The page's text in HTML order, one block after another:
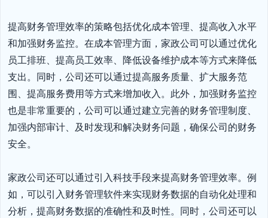
提高财务管理效率的策略包括优化成本管理、提高收入水平
和加强财务监控。在成本管理方面，家政公司可以通过优化
员工排班、提高员工效率、降低设备维护成本等方式来降低
支出。同时，公司还可以通过提高服务质量、扩大服务范
围、提高服务费用等方式来增加收入。此外，加强财务监控
也是非常重要的，公司可以通过建立完善的财务管理制度、
加强内部审计、及时发现和解决财务问题，确保公司的财务
安全。
家政公司还可以通过引入科技手段来提高财务管理效率。例
如，可以引入财务管理软件来实现财务数据的自动化处理和
分析，提高财务数据的准确性和及时性。同时，公司还可以